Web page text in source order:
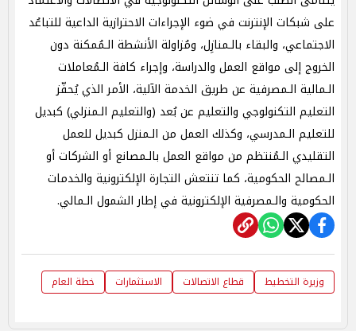
على شبكات الإنترنت في ضوء الإجراءات الاحترازية الداعية للتباعُد
الاجتماعي، والبقاء بالـمنازِل، ومُزاولة الأنشطة الـمُمكنة دون
الخروج إلى مواقع العمل والدراسة، وإجراء كافة الـمُعاملات
الـمالية الـمصرفية عن طريق الخدمة الآلية، الأمر الذي يُحفّز
التعليم التكنولوجي والتعليم عن بُعد (والتعليم الـمنزلي) كبديل
للتعليم الـمدرسي، وكذلك العمل من الـمنزل كبديل للعمل
التقليدي الـمُنتظم من مواقع العمل بالـمصانع أو الشركات أو
الـمصالح الحكومية، كما تنتعش التجارة الإلكترونية والخدمات
الحكومية والـمصرفية الإلكترونية في إطار الشمول الـمالي.
وزيرة التخطيط قطاع الاتصالات الاستثمارات خطة العام